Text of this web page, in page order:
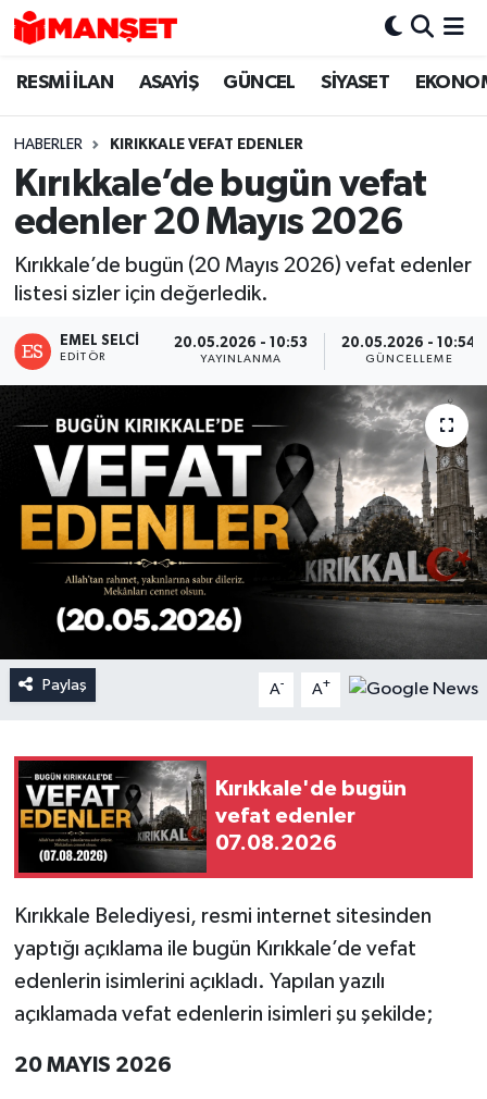
RESMİ İLAN ASAYİŞ GÜNCEL SİYASET
HABERLER KIRIKKALE VEFAT EDENLER
Kırıkkale’de bugün vefat
edenler 20 Mayıs 2026
Kırıkkale’de bugün (20 Mayıs 2026) vefat edenler
listesi sizler için değerledik.
EMEL SELCI
EDITÖR
20.05.2026 - 10:53
YAYINLANMA
20.05.2026 - 10:54
GÜNCELLEME
Paylaş A- A+
Kırıkkale'de bugün
vefat edenler
07.08.2026
Kırıkkale Belediyesi, resmi internet sitesinden
yaptığı açıklama ile bugün Kırıkkale’de vefat
edenlerin isimlerini açıkladı. Yapılan yazılı
açıklamada vefat edenlerin isimleri şu şekilde;
20 MAYIS 2026
Hava Durumu
Trafik Durumu
Süper Lig Puan Durumu ve Fikstür
Son Dakika Haberleri
Haber Arşivi